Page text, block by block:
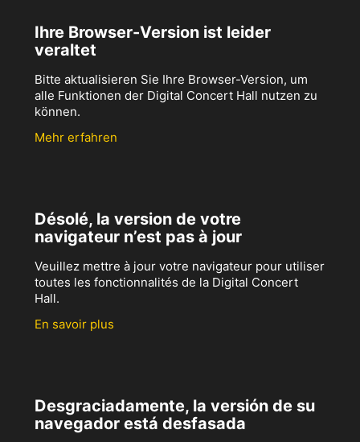
Ihre Browser-Version ist leider
veraltet
Bitte aktualisieren Sie Ihre Browser-Version, um
alle Funktionen der Digital Concert Hall nutzen zu
können.
Mehr erfahren
Désolé, la version de votre
navigateur n’est pas à jour
Veuillez mettre à jour votre navigateur pour utiliser
toutes les fonctionnalités de la Digital Concert
Hall.
En savoir plus
Desgraciadamente, la versión de su
navegador está desfasada